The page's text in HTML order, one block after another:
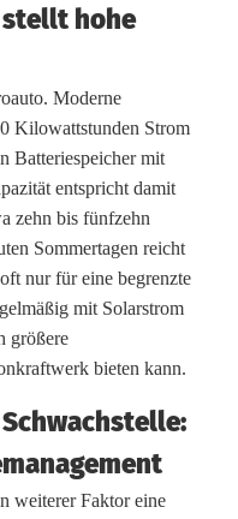
stellt hohe
Moderne
Kilowattstunden Strom
Batteriespeicher mit
entspricht damit
zehn bis fünfzehn
Sommertagen reicht
nur für eine begrenzte
mit Solarstrom
größere
bieten kann.
weiterer Faktor eine